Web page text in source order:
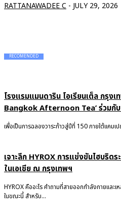
RATTANAWADEE C - JULY 29, 2026
RECOMENDED
โรงแรมแมนดาริน โอเรียนเต็ล กรุง
Bangkok Afternoon Tea’ ร่วมกั
เพื่อเป็นการฉลองวาระก้าวสู่ปีที่ 150 ภายใต้แคมเ
เจาะลึก HYROX การแข่งขันไฮบริ
ในเอเชีย ณ กรุงเทพฯ
HYROX คืออะไร คำถามที่สายออกกำลังกายและ
ในขณะนี้ สำหรับ...